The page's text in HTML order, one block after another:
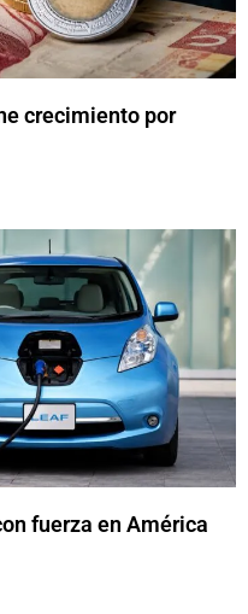
crecimiento por
fuerza en América